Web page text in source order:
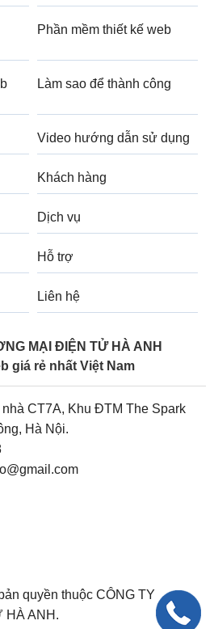
Phần mềm thiết kế web
Làm sao để thành công
Video hướng dẫn sử dụng
Khách hàng
Dịch vụ
Hỗ trợ
Liên hệ
MẠI ĐIỆN TỬ HÀ ANH
giá rẻ nhất Việt Nam
CT7A, Khu ĐTM The Spark
Hà Nội.
quyền thuộc CÔNG TY
HÀ ANH.